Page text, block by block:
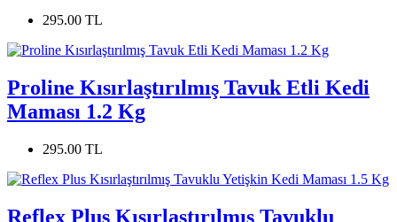
295.00 TL
Proline Kısırlaştırılmış Tavuk Etli Kedi
Maması 1.2 Kg
295.00 TL
Reflex Plus Kısırlaştırılmış Tavuklu